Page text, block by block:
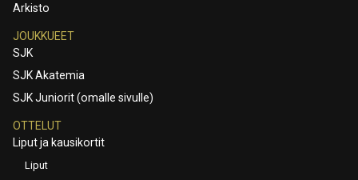
Arkisto
JOUKKUEET
SJK
SJK Akatemia
SJK Juniorit (omalle sivulle)
OTTELUT
Liput ja kausikortit
Liput